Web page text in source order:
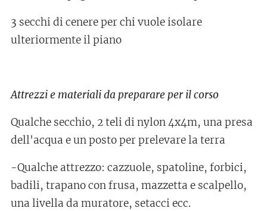
3 secchi di cenere per chi vuole isolare
ulteriormente il piano
Attrezzi e materiali da preparare per il corso
Qualche secchio, 2 teli di nylon 4x4m, una presa
dell'acqua e un posto per prelevare la terra
-Qualche attrezzo: cazzuole, spatoline, forbici,
badili, trapano con frusa, mazzetta e scalpello,
una livella da muratore, setacci ecc.